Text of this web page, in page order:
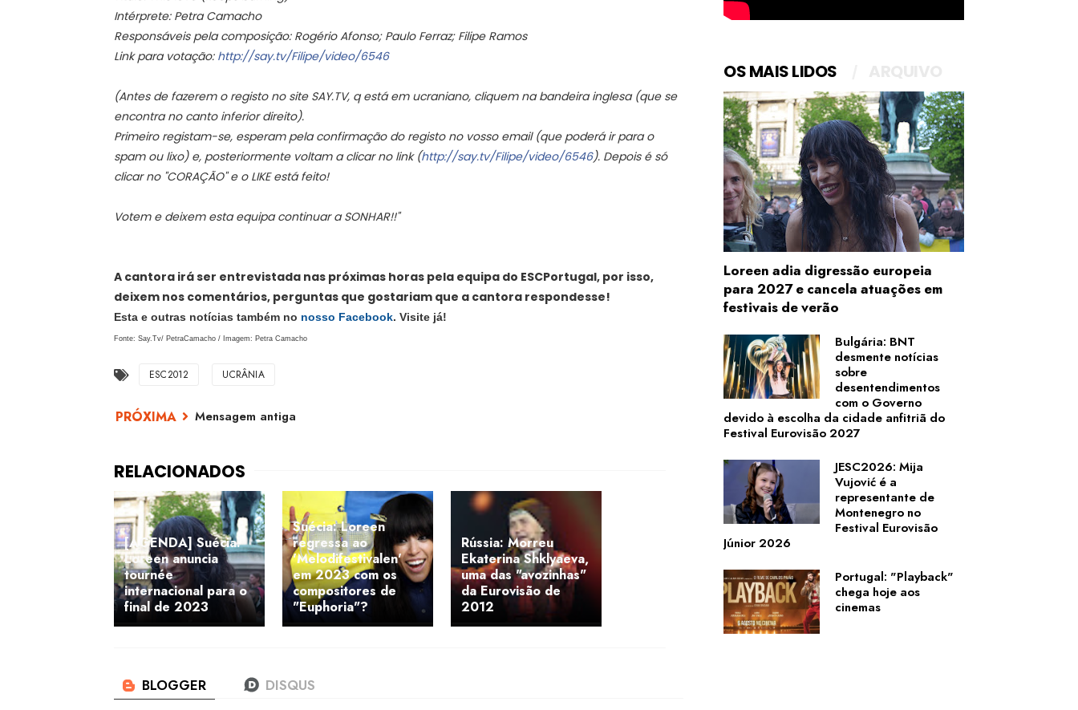
Intérprete: Petra Camacho
Responsáveis pela composição: Rogério Afonso; Paulo Ferraz; Filipe Ramos
Link para votação: http://say.tv/Filipe/video/6546
(Antes de fazerem o registo no site SAY.TV, q está em ucraniano, cliquem na bandeira inglesa (que se
encontra no canto inferior direito).
Primeiro registam-se, esperam pela confirmação do registo no vosso email (que poderá ir para o
spam ou lixo) e, posteriormente voltam a clicar no link (http://say.tv/Filipe/video/6546). Depois é só
clicar no "CORAÇÃO" e o LIKE está feito!
Votem e deixem esta equipa continuar a SONHAR!!"
A cantora irá ser entrevistada nas próximas horas pela equipa do ESCPortugal, por isso,
deixem nos comentários, perguntas que gostariam que a cantora respondesse!
Esta e outras notícias também no nosso Facebook. Visite já!
Fonte: Say.Tv/ PetraCamacho / Imagem: Petra Camacho
ESC2012 UCRÂNIA
Mensagem antiga
[AGENDA] Suécia:
Loreen anuncia
tournée
internacional para o
final de 2023
Suécia: Loreen
regressa ao
'Melodifestivalen'
em 2023 com os
compositores de
"Euphoria"?
Rússia: Morreu
Ekaterina Shklyaeva,
uma das "avozinhas"
da Eurovisão de
2012
OS MAIS LIDOS
Loreen adia digressão europeia
para 2027 e cancela atuações em
festivais de verão
Bulgária: BNT
desmente notícias
sobre
desentendimentos
com o Governo
devido à escolha da cidade anfitriã do
Festival Eurovisão 2027
JESC2026: Mija
Vujović é a
representante de
Montenegro no
Festival Eurovisão
Júnior 2026
Portugal: "Playback"
chega hoje aos
cinemas